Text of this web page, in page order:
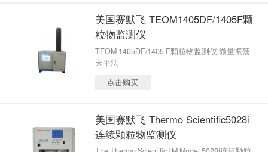
美国赛默飞 TEOM1405DF/1405F颗
粒物监测仪
TEOM 1405DF/1405 F颗粒物监测仪 微量振荡
天平法
点击购买
美国赛默飞 Thermo Scientific5028i
连续颗粒物监测仪